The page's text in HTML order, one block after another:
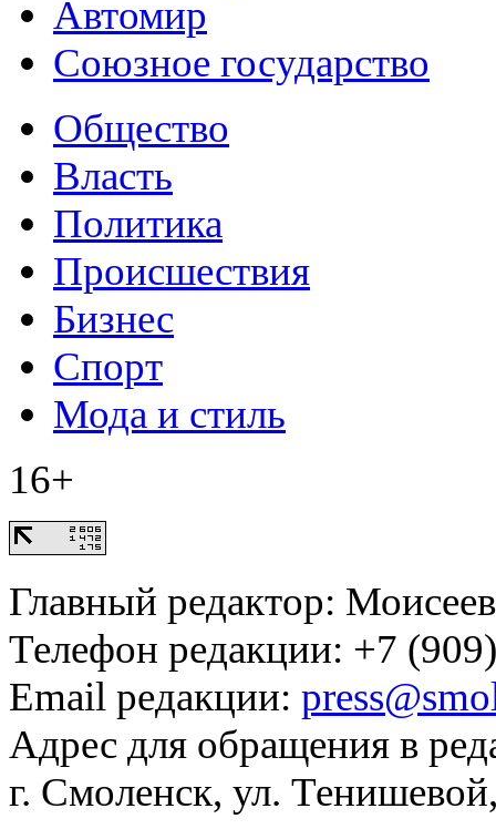
Автомир
Союзное государство
Общество
Власть
Политика
Происшествия
Бизнес
Спорт
Мода и стиль
16+
Главный редактор:
Телефон редакции: +7
Email редакции:
Адрес для обращения в
г. Смоленск, ул.